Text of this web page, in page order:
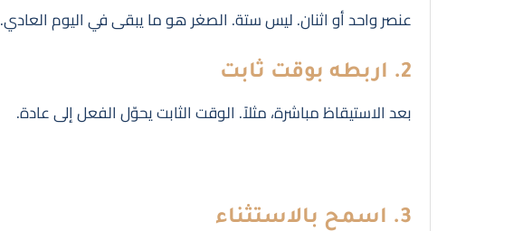
عنصر واحد أو اثنان. ليس ستة. الصغر هو ما يبقى في اليوم العادي.
2. اربطه بوقت ثابت
بعد الاستيقاظ مباشرة، مثلاً. الوقت الثابت يحوّل الفعل إلى عادة.
3. اسمح بالاستثناء